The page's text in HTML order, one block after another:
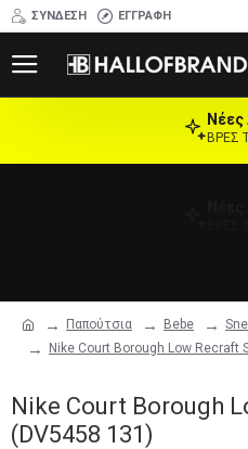
ΣΎΝΔΕΣΗ ΕΓΓΡΑΦΉ
Παπούτσια Bebe
Nike Court Borough Low Recraft
Νέες
ΒΡΕΣ
Nike Court Borough
(DV5458 131)